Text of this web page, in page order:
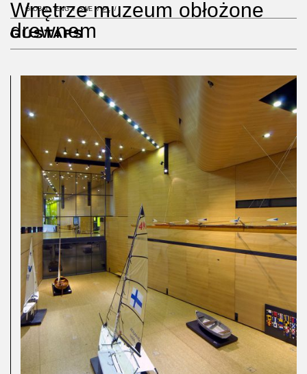
GLOBAL ENG SWE PL
Wnętrze muzeum obłożone
drewnem